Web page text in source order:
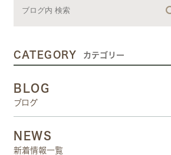
CATEGORY カテゴリー
BLOG
ブログ
NEWS
新着情報一覧